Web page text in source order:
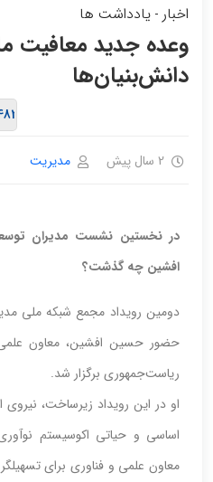
اخبار - یادداشت ها
وعده جدید معافیت
دانش‌بنیان‌ها
2 سال پیش مدیریت
در نخستین نشست مدیران
افشین چه گذشت؟
دومین رویداد مجمع شبکه ملی
حضور حسین افشین، معاون
ریاست‌جمهوری برگزار شد.
او در این رویداد زیرساخت،
اساسی و حیاتی اکوسیستم
معاون علمی و فناوری برای